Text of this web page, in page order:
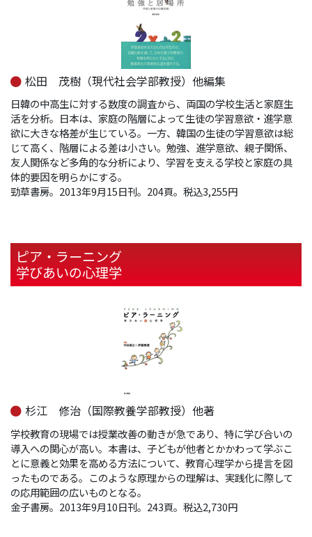
松田 茂樹（現代社会学部教授）他編集
日韓の中高生に対する数度の調査から、両国の学校生活と家庭生
活を分析。日本は、家庭の階層によって生徒の学習意欲・進学意
欲に大きな格差が生じている。一方、韓国の生徒の学習意欲は総
じて高く、階層による差は小さい。勉強、進学意欲、親子関係、
友人関係など多角的な分析により、学習を支える学校と家庭の具
体的要因を明らかにする。
勁草書房。2013年9月15日刊。204頁。税込3,255円
ピア・ラーニング
学びあいの心理学
杉江 修治（国際教養学部教授）他著
学校教育の現場では授業改善の動きが急であり、特に学び合いの
導入への関心が高い。本書は、子どもが他者とかかわって学ぶこ
とに意義と効果を高める方法について、教育心理学から提言を図
ったものである。このような原理からの理解は、実践化に際して
の応用範囲の広いものとなる。
金子書房。2013年9月10日刊。243頁。税込2,730円